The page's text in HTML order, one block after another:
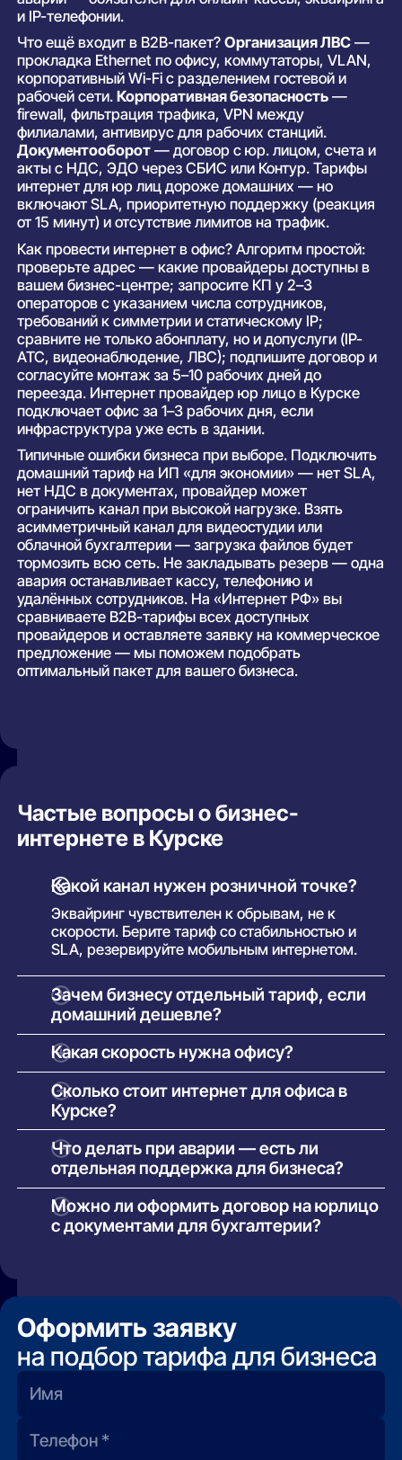
и IP-телефонии.
Что ещё входит в B2B-пакет?Организация ЛВС —
прокладка Ethernet по офису, коммутаторы, VLAN,
корпоративный Wi-Fi с разделением гостевой и
рабочей сети.Корпоративная безопасность —
firewall, фильтрация трафика, VPN между
филиалами, антивирус для рабочих станций.
Документооборот — договор с юр. лицом, счета и
акты с НДС, ЭДО через СБИС или Контур. Тарифы
интернет для юр лиц дороже домашних — но
включают SLA, приоритетную поддержку (реакция
от 15 минут) и отсутствие лимитов на трафик.
Как провести интернет в офис? Алгоритм простой:
проверьте адрес — какие провайдеры доступны в
вашем бизнес-центре; запросите КП у 2–3
операторов с указанием числа сотрудников,
требований к симметрии и статическому IP;
сравните не только абонплату, но и допуслуги (IP-
АТС, видеонаблюдение, ЛВС); подпишите договор и
согласуйте монтаж за 5–10 рабочих дней до
переезда. Интернет провайдер юр лицо в Курске
подключает офис за 1–3 рабочих дня, если
инфраструктура уже есть в здании.
Типичные ошибки бизнеса при выборе. Подключить
домашний тариф на ИП «для экономии» — нет SLA,
нет НДС в документах, провайдер может
ограничить канал при высокой нагрузке. Взять
асимметричный канал для видеостудии или
облачной бухгалтерии — загрузка файлов будет
тормозить всю сеть. Не закладывать резерв — одна
авария останавливает кассу, телефонию и
удалённых сотрудников. На «Интернет РФ» вы
сравниваете B2B-тарифы всех доступных
провайдеров и оставляете заявку на коммерческое
предложение — мы поможем подобрать
оптимальный пакет для вашего бизнеса.
Частые вопросы о бизнес-
интернете в Курске
Какой канал нужен розничной точке?
Эквайринг чувствителен к обрывам, не к
скорости. Берите тариф со стабильностью и
SLA, резервируйте мобильным интернетом.
Зачем бизнесу отдельный тариф, если
домашний дешевле?
Гарантии: SLA с временем восстановления,
симметричный канал, статический IP,
приоритетная поддержка и договор с юрлицом
с закрывающими документами.
Какая скорость нужна офису?
Считайте по пиковой нагрузке: утренняя
синхронизация облаков и дневные
видеовстречи. Канал, забитый выше 70%
регулярно, пора расширять.
Сколько стоит интернет для офиса в
Курске?
Бизнес-линейка в Курске стартует от 99₽/мес.
Дороже домашних на 30–100% — доплата за
SLA, статический IP и приоритетную
поддержку.
Что делать при аварии — есть ли
отдельная поддержка для бизнеса?
Быстрее домашних в разы. Если у вас
критичный сервис — обсудите с оператором
расширенный SLA: за доплату дают гарантию
Можно ли оформить договор на юрлицо
с документами для бухгалтерии?
Оформить заявку
на подбор тарифа для бизнеса